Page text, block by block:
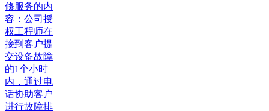
修服务的内
容：公司授
权工程师在
接到客户提
交设备故障
的1个小时
内，通过电
话协助客户
进行故障排